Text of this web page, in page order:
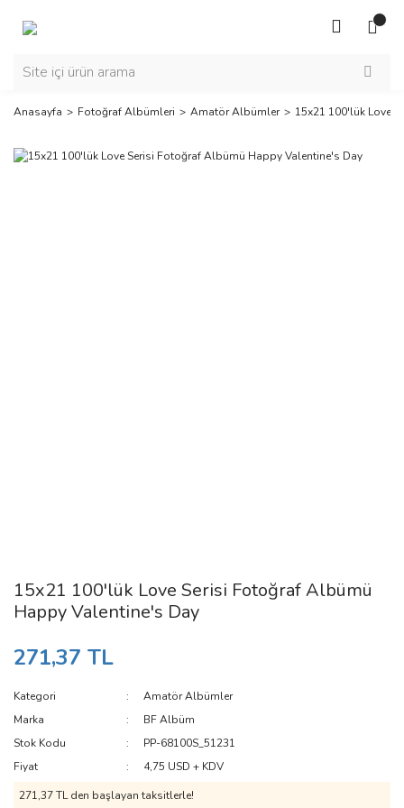
Anasayfa Fotoğraf Albümleri Amatör Albümler 15x21 100'lük Love
15x21 100'lük Love Serisi Fotoğraf Albümü
Happy Valentine's Day
271,37 TL
Kategori
Amatör Albümler
Marka
BF Albüm
Stok Kodu
PP-68100S_51231
Fiyat
4,75 USD + KDV
271,37 TL den başlayan taksitlerle!